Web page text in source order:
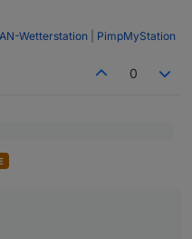
/bin/bash /home/
timeout 126 nc -nlvw 1
Wetterstation PimpMyStation
0
können nun